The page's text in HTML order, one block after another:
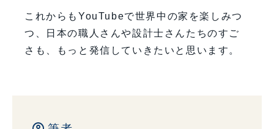
これからもYouTubeで世界中の家を楽しみつ
つ、日本の職人さんや設計士さんたちのすご
さも、もっと発信していきたいと思います。